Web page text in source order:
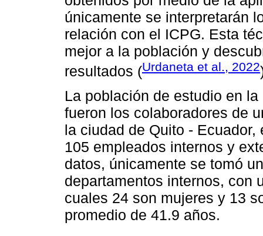
únicamente se interpretarán
relación con el ICPG. Esta
mejor a la población y
resultados (Urdaneta et al., 2022
La población de estudio en
fueron los colaboradores de
la ciudad de Quito -
105 empleados internos y
datos, únicamente se tomó
departamentos internos, con
cuales 24 son mujeres y 13
promedio de 41.9 años.